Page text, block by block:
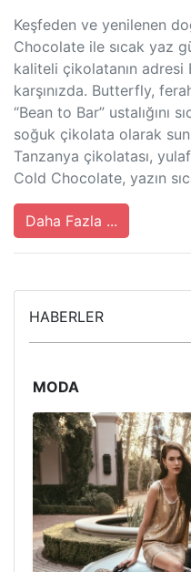
Keşfeden ve yenilenen
Chocolate ile sıcak yaz
kaliteli çikolatanın
karşınızda. Butterfly,
“Bean to Bar” ustalığını
soğuk çikolata olarak
Tanzanya çikolatası,
Cold Chocolate, yazın
Daha Fazla ...
HABERLER
MODA